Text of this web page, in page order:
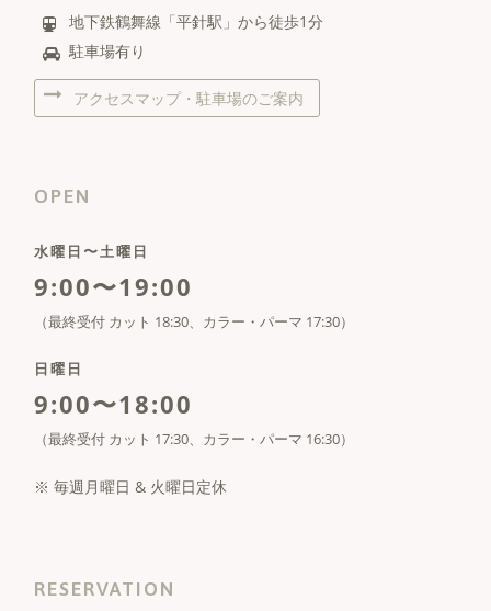
地下鉄鶴舞線「平針駅」から徒歩1分
駐車場有り
アクセスマップ・駐車場のご案内
OPEN
水曜日〜土曜日
9:00〜19:00
（最終受付 カット 18:30、カラー・パーマ 17:30）
日曜日
9:00〜18:00
（最終受付 カット 17:30、カラー・パーマ 16:30）
※ 毎週月曜日 & 火曜日定休
RESERVATION